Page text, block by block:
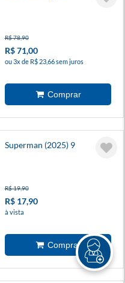
R$ 78,90
R$ 71,00
ou 3x de R$ 23,66 sem juros
Superman (2025) 9
R$ 19,90
R$ 17,90
à vista